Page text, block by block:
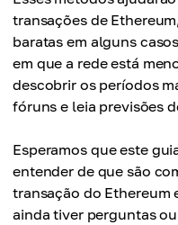
transações de
baratas em alguns
em que a rede está
descobrir os períodos
fóruns e leia previsões
Esperamos que este
entender de que são
transação do Ethereum
ainda tiver perguntas